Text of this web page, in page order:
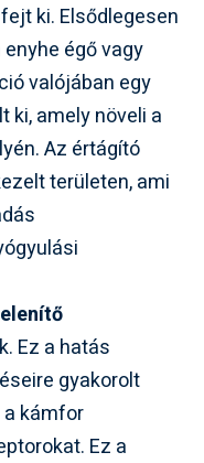
ki. Elsődlegesen
égő vagy
valójában egy
ki, amely növeli a
Az értágító
területen, ami
Ez a hatás
gyakorolt
a kámfor
Ez a